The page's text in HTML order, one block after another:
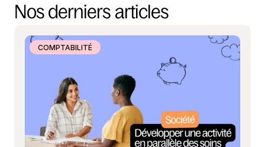
Nos derniers articles
COMPTABILITÉ